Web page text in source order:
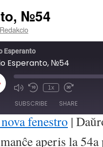
№54
Redakcio
Esperanto
Esperanto, №54
Mute/Unmute
Rewind
Seconds
1x
Fast
30
seconds
SUBSCRIBE SHARE
fenestro |
aperis la